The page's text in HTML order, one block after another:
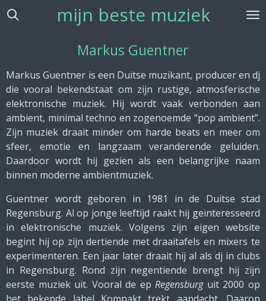
Ga
hoofdinhoud
mijn beste muziek
Markus Guentner
Markus Guentner is een Duitse muzikant, producer en dj
die vooral bekendstaat om zijn rustige, atmosferische
elektronische muziek. Hij wordt vaak verbonden aan
ambient, minimal techno en zogenoemde “pop ambient”.
Zijn muziek draait minder om harde beats en meer om
sfeer, emotie en langzaam veranderende geluiden.
Daardoor wordt hij gezien als een belangrijke naam
binnen moderne ambientmuziek.
Guentner wordt geboren in 1981 in de Duitse stad
Regensburg. Al op jonge leeftijd raakt hij geïnteresseerd
in elektronische muziek. Volgens zijn eigen website
begint hij op zijn dertiende met draaitafels en mixers te
experimenteren. Een jaar later draait hij al als dj in clubs
in Regensburg. Rond zijn negentiende brengt hij zijn
eerste muziek uit. Vooral de epRegensburguit 2000 op